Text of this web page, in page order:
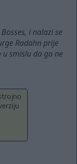
i nalazi se
Radahn prije
smislu da ga ne